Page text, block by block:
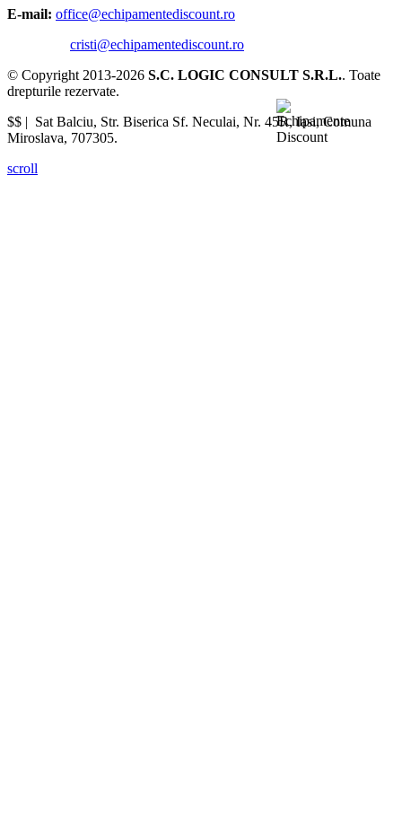
E-mail: office@echipamentediscount.ro
cristi@echipamentediscount.ro
© Copyright 2013-2026 S.C. LOGIC CONSULT S.R.L.. Toate
drepturile rezervate.
$$ | Sat Balciu, Str. Biserica Sf. Neculai, Nr. 45R,Iasi,Comuna
Miroslava, 707305.
scroll